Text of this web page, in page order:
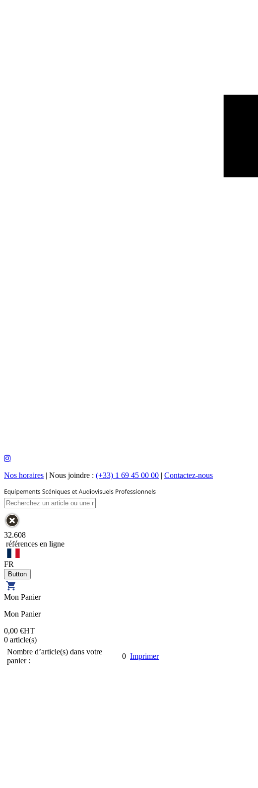
Nos horaires | Nous joindre : (+33) 1 69 45 00 00 | Contactez-nous
32.608
références en ligne
FR
Mon Panier
Mon Panier
0,00 €HT
0 article(s)
Nombre d’article(s) dans votre
panier :
0 Imprimer